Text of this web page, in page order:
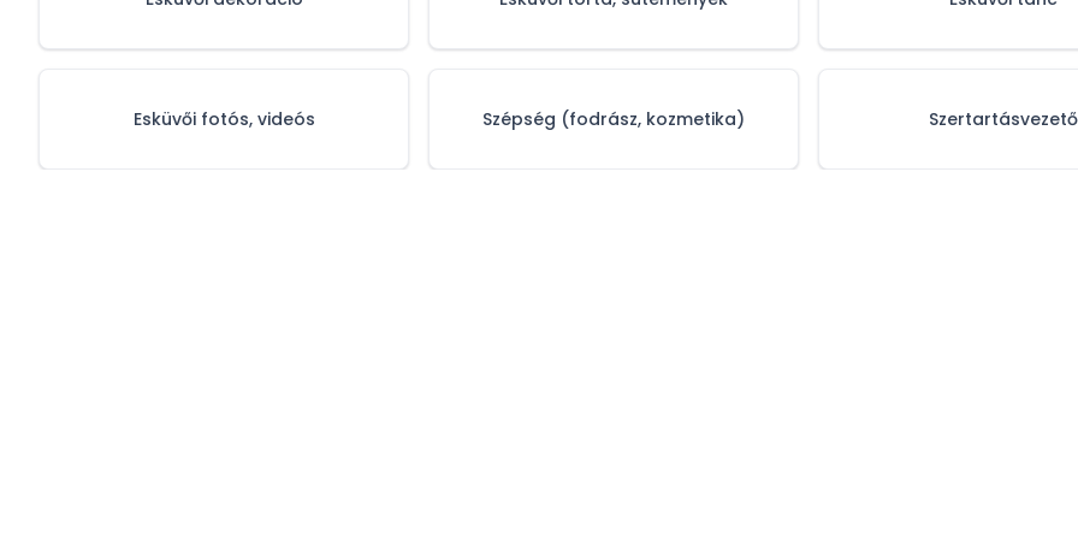
Esküvői fotós, videós Szépség (fodrász, kozmetika) Szertartásvezető